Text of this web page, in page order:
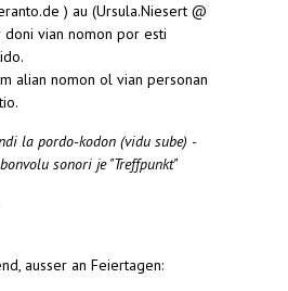
) au (Ursula.Niesert @
vian nomon por esti
alian nomon ol vian personan
la pordo-kodon (vidu sube) -
sonori je "Treffpunkt"
ausser an Feiertagen: